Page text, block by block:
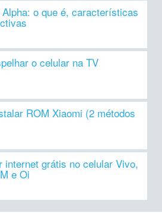
o que é, características
o celular na TV
ROM Xiaomi (2 métodos
internet grátis no celular Vivo,
e Oi